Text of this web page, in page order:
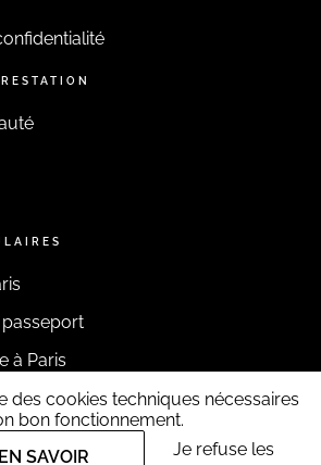
à Paris
des cookies techniques nécessaires
bon fonctionnement.
EN SAVOIR Je refuse les